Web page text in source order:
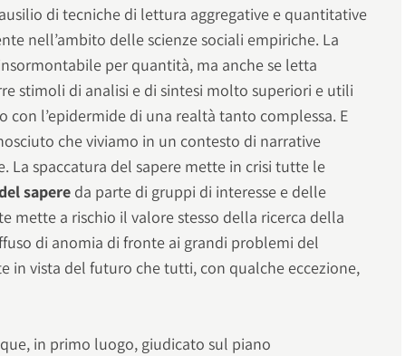
di tecniche di lettura aggregative e quantitative
nell’ambito delle scienze sociali empiriche. La
per quantità, ma anche se letta
stimoli di analisi e di sintesi molto superiori e utili
con l’epidermide di una realtà tanto complessa. E
che viviamo in un contesto di narrative
La spaccatura del sapere mette in crisi tutte le
sapere da parte di gruppi di interesse e delle
mette a rischio il valore stesso della ricerca della
di anomia di fronte ai grandi problemi del
in vista del futuro che tutti, con qualche eccezione,
in primo luogo, giudicato sul piano